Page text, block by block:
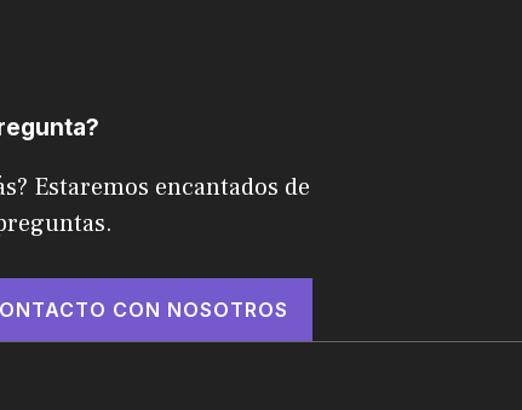
Estaremos encantados de
CON NOSOTROS